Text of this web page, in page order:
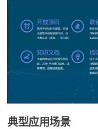
典型应用场景